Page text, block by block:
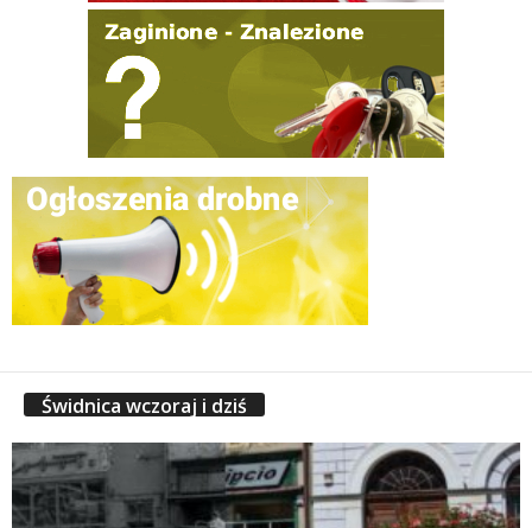
Świdnica wczoraj i dziś